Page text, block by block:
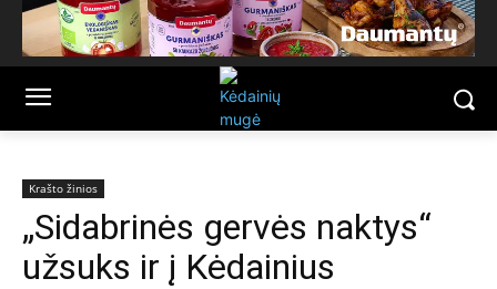
Krašto žinios
„Sidabrinės gervės naktys“
užsuks ir į Kėdainius